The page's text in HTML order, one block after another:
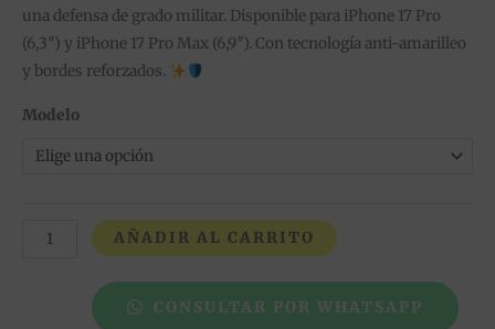
una defensa de grado militar. Disponible para iPhone 17 Pro
(6,3″) y iPhone 17 Pro Max (6,9″). Con tecnología anti-amarilleo
y bordes reforzados.
Modelo
AÑADIR AL CARRITO
CONSULTAR POR WHATSAPP